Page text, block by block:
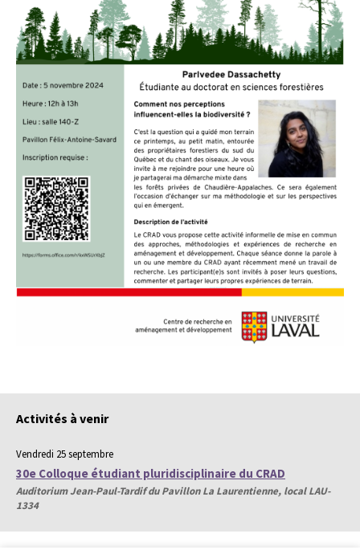
Activités à venir
Vendredi 25 septembre
30e Colloque étudiant pluridisciplinaire du CRAD
Auditorium Jean-Paul-Tardif du Pavillon La Laurentienne, local LAU-
1334